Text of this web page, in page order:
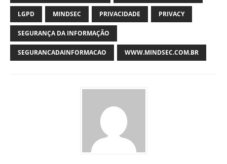
LGPD MINDSEC PRIVACIDADE PRIVACY
SEGURANÇA DA INFORMAÇÃO
SEGURANCADAINFORMACAO WWW.MINDSEC.COM.BR